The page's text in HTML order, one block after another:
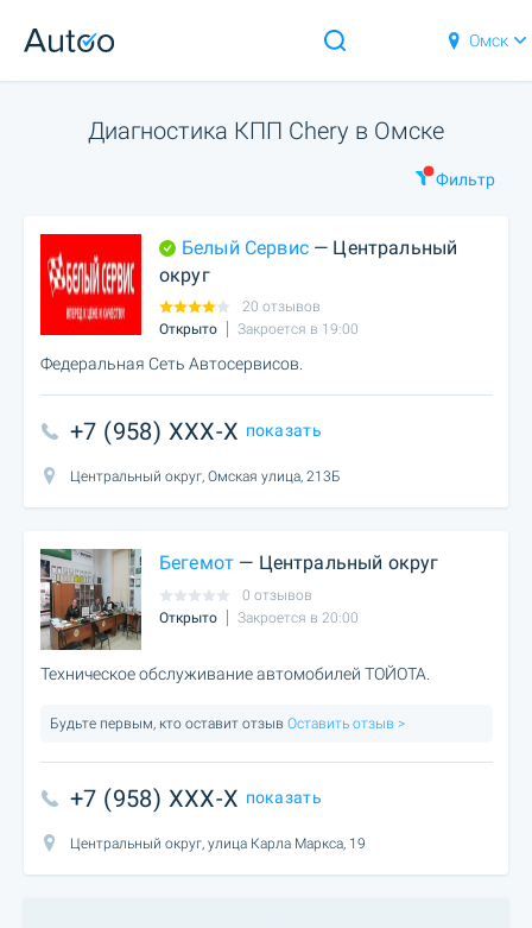
Омск
Диагностика КПП Chery в Омске
Фильтр
Белый Сервис— Центральный
округ
20 отзывов
Открыто
Закроется в 19:00
Федеральная Сеть Автосервисов.
+7 (958) XXX-X показать
Центральный округ, Омская улица, 213Б
Бегемот — Центральный округ
0 отзывов
Открыто
Закроется в 20:00
Техническое обслуживание автомобилей ТОЙОТА.
Будьте первым, кто оставит отзыв Оставить отзыв >
+7 (958) XXX-X показать
Центральный округ, улица Карла Маркса, 19